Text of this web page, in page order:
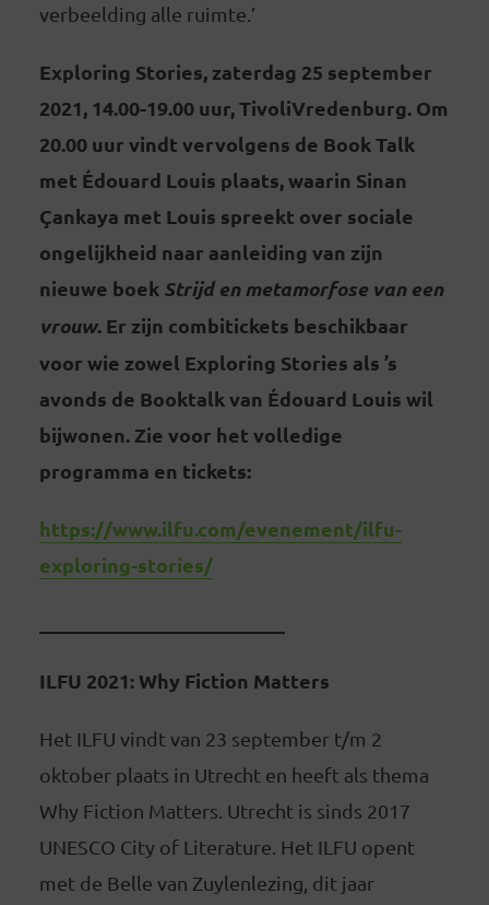
verbeelding alle ruimte.’
Exploring Stories, zaterdag 25 september
2021, 14.00-19.00 uur, TivoliVredenburg. Om
20.00 uur vindt vervolgens de Book Talk
met Édouard Louis plaats, waarin Sinan
Çankaya met Louis spreekt over sociale
ongelijkheid naar aanleiding van zijn
nieuwe boek Strijd en metamorfose van een
vrouw. Er zijn combitickets beschikbaar
voor wie zowel Exploring Stories als ’s
avonds de Booktalk van Édouard Louis wil
bijwonen. Zie voor het volledige
programma en tickets:
https://www.ilfu.com/evenement/ilfu-
exploring-stories/
ILFU 2021: Why Fiction Matters
Het ILFU vindt van 23 september t/m 2
oktober plaats in Utrecht en heeft als thema
Why Fiction Matters. Utrecht is sinds 2017
UNESCO City of Literature. Het ILFU opent
met de Belle van Zuylenlezing, dit jaar